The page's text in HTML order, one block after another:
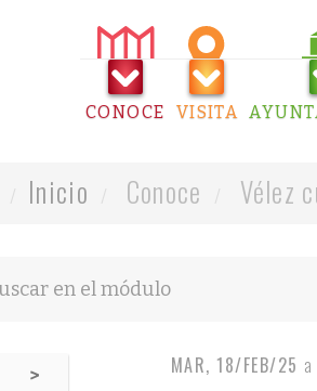
CONOCE VISITA
Inicio Conoce Vélez
> MAR, 18/FEB/25 a